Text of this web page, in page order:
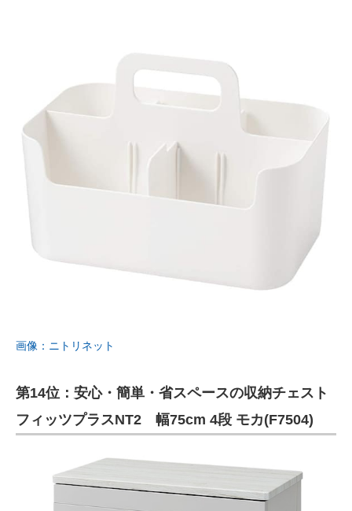
画像：ニトリネット
第14位：安心・簡単・省スペースの収納チェスト
フィッツプラスNT2 幅75cm 4段 モカ(F7504)